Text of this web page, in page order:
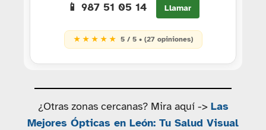
📱 987 51 05 14 Llamar
★ ★ ★ ★ ★ 5 / 5 • (27 opiniones)
¿Otras zonas cercanas? Mira aquí -> Las
Mejores Ópticas en León: Tu Salud Visual